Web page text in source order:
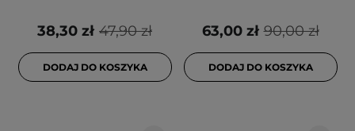
47,90 zł
38,30 zł
DODAJ DO KOSZYKA
90,00 zł
63,00 zł
DODAJ DO KOSZYKA